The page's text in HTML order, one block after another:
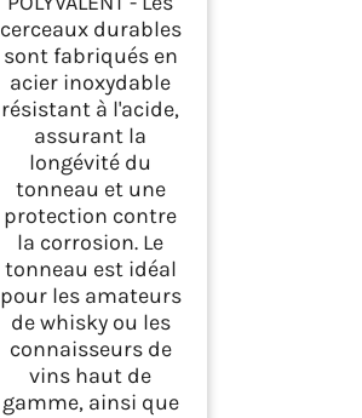
cerceaux durables
sont fabriqués en
acier inoxydable
résistant à l'acide,
assurant la
longévité du
tonneau et une
protection contre
la corrosion. Le
tonneau est idéal
pour les amateurs
de whisky ou les
connaisseurs de
vins haut de
gamme, ainsi que